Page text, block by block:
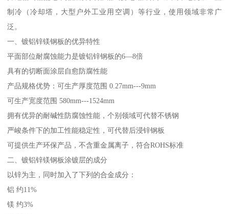
制冷（冷却塔，大型户外工业用空调）等行业，使用领域非常广
泛。
一、镀铝锌镁钢板的优异特性
平面部位耐腐蚀能力是镀铝锌钢板的6—8倍
具有的切断面涂层自愈防腐性能
产品规格优势：可生产厚度范围 0.27mm---9mm
可生产宽度范围 580mm---1524mm
拥有优异的耐碱性防腐蚀性能，个别领域可代替不锈钢
严峻条件下的加工性能稳定性，可代替后浸锌钢板
可提供生产环保产品，不含重金属离子，符合ROHS标准
二、镀铝锌镁钢板涂镀层的成分
以锌为主，同时加入了下列的合金成分：
铝 约11%
镁 约3%